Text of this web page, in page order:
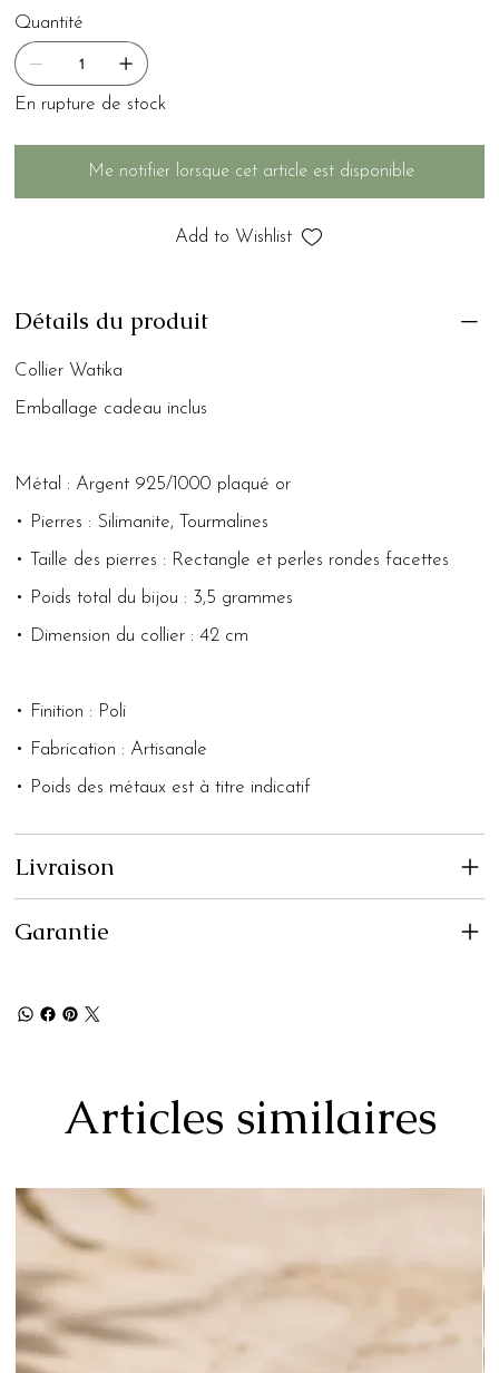
Quantité
En rupture de stock
Me notifier lorsque cet article est disponible
Add to Wishlist
Détails du produit
Collier Watika
Emballage cadeau inclus
Métal : Argent 925/1000 plaqué or
• Pierres : Silimanite, Tourmalines
• Taille des pierres : Rectangle et perles rondes facettes
• Poids total du bijou : 3,5 grammes
• Dimension du collier : 42 cm
• Finition : Poli
• Fabrication : Artisanale
• Poids des métaux est à titre indicatif
Livraison
Garantie
Articles similaires